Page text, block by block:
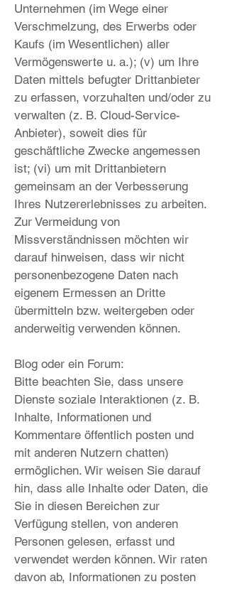
Unternehmen (im Wege einer
Verschmelzung, des Erwerbs oder
Kaufs (im Wesentlichen) aller
Vermögenswerte u. a.); (v) um Ihre
Daten mittels befugter Drittanbieter
zu erfassen, vorzuhalten und/oder zu
verwalten (z. B. Cloud-Service-
Anbieter), soweit dies für
geschäftliche Zwecke angemessen
ist; (vi) um mit Drittanbietern
gemeinsam an der Verbesserung
Ihres Nutzererlebnisses zu arbeiten.
Zur Vermeidung von
Missverständnissen möchten wir
darauf hinweisen, dass wir nicht
personenbezogene Daten nach
eigenem Ermessen an Dritte
übermitteln bzw. weitergeben oder
anderweitig verwenden können.
Blog oder ein Forum:
Bitte beachten Sie, dass unsere
Dienste soziale Interaktionen (z. B.
Inhalte, Informationen und
Kommentare öffentlich posten und
mit anderen Nutzern chatten)
ermöglichen. Wir weisen Sie darauf
hin, dass alle Inhalte oder Daten, die
Sie in diesen Bereichen zur
Verfügung stellen, von anderen
Personen gelesen, erfasst und
verwendet werden können. Wir raten
davon ab, Informationen zu posten